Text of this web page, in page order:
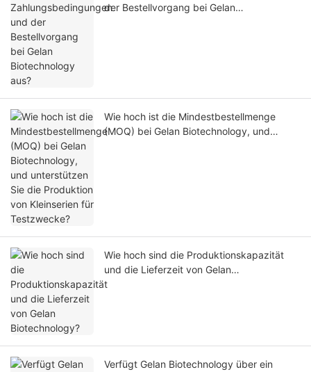
der Bestellvorgang bei Gelan
Wie hoch ist die Mindestbestellmenge
(MOQ) bei Gelan Biotechnology, und
Wie hoch sind die Produktionskapazität
und die Lieferzeit von Gelan
Biotechnology?
Verfügt Gelan Biotechnology über ein